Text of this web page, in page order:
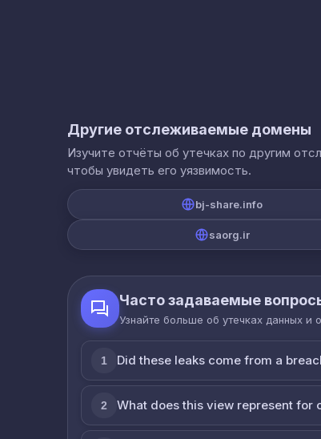
Другие отслеживаемые домены
Изучите отчёты об утечках по другим
чтобы увидеть его уязвимость.
bj-share.info
saorg.ir
Часто задаваемые
Узнайте больше об утечках данных и
1 Did these leaks come from a
2 What does this view represent for